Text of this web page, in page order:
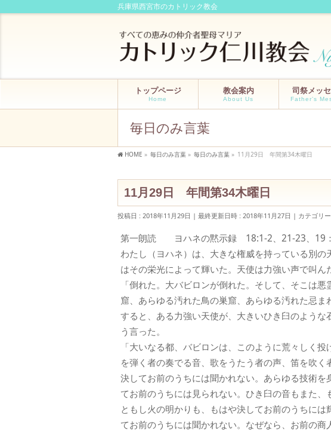
兵庫県西宮市のカトリック教会
トップページ
Home
教会案内
About Us
司祭メッ
Father’s
毎日のみ言葉
HOME » 毎日のみ言葉 » 毎日のみ言葉 » 11月29日 年間第34木曜日
11月29日 年間第34木曜日
投稿日 : 2018年11月29日 最終更新日時 : 2018年11月27日 カテゴリ
第一朗読 ヨハネの黙示録 18:1-2、21-23、19
わたし（ヨハネ）は、大きな権威を持っている別
はその栄光によって輝いた。天使は力強い声で叫ん
「倒れた。大バビロンが倒れた。そして、そこは
窟、あらゆる汚れた鳥の巣窟、あらゆる汚れた忌ま
すると、ある力強い天使が、大きいひき臼のよう
う言った。
「大いなる都、バビロンは、このように荒々しく
を弾く者の奏でる音、歌をうたう者の声、笛を吹
決してお前のうちには聞かれない。あらゆる技術
てお前のうちには見られない。ひき臼の音もまた、
ともし火の明かりも、もはや決してお前のうちに
てお前のうちには聞かれない。なぜなら、お前の